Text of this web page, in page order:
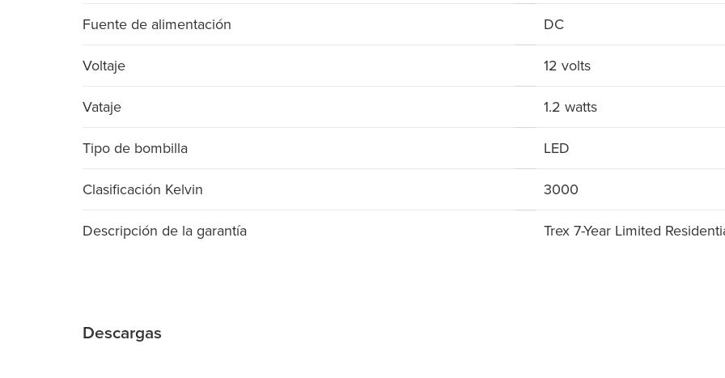
Fuente de alimentación
DC
Voltaje
12 volts
Vataje
1.2 watts
Tipo de bombilla
LED
Clasificación Kelvin
3000
Descripción de la garantía
Trex 7-Year Limited
Descargas